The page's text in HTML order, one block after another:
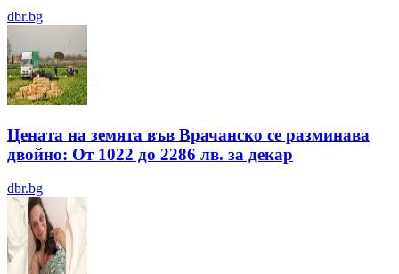
dbr.bg
Цената на земята във Врачанско се разминава
двойно: От 1022 до 2286 лв. за декар
dbr.bg